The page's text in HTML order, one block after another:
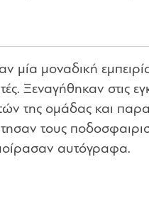
μία μοναδική
Ξεναγήθηκαν στις
της ομάδας και
τους
αυτόγραφα.